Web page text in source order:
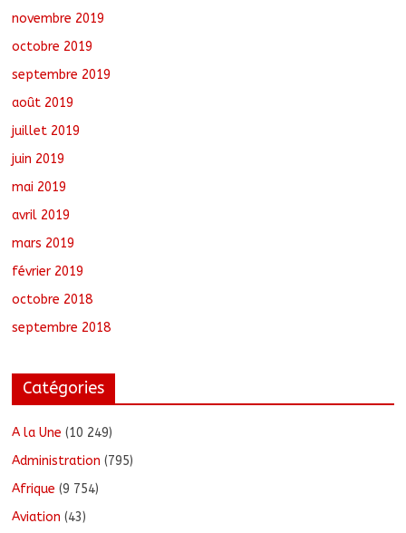
novembre 2019
octobre 2019
septembre 2019
août 2019
juillet 2019
juin 2019
mai 2019
avril 2019
mars 2019
février 2019
octobre 2018
septembre 2018
Catégories
A la Une (10 249)
Administration (795)
Afrique (9 754)
Aviation (43)